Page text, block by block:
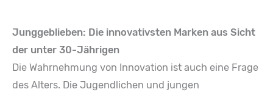
Junggeblieben: Die innovativsten Marken aus Sicht
der unter 30-Jährigen
Die Wahrnehmung von Innovation ist auch eine Frage
des Alters. Die Jugendlichen und jungen